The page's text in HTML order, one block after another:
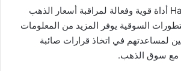
يعد برنامج Harem Altın أداة قوية وفعالة لمراقبة أسعار الذهب
السوقية يوفر المزيد من المعلومات
لمساعدتهم في اتخاذ قرارات صائبة
مع سوق الذهب.